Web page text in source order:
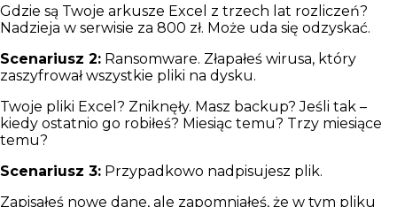
Gdzie są Twoje arkusze Excel z trzech lat rozliczeń?
Nadzieja w serwisie za 800 zł. Może uda się odzyskać.
Scenariusz 2: Ransomware. Złapałeś wirusa, który
zaszyfrował wszystkie pliki na dysku.
Twoje pliki Excel? Zniknęły. Masz backup? Jeśli tak –
kiedy ostatnio go robiłeś? Miesiąc temu? Trzy miesiące
temu?
Scenariusz 3: Przypadkowo nadpisujesz plik.
Zapisałeś nowe dane, ale zapomniałeś, że w tym pliku